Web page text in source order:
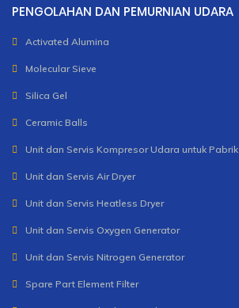
PENGOLAHAN DAN PEMURNIAN UDARA
Activated Alumina
Molecular Sieve
Silica Gel
Ceramic Balls
Unit dan Servis Kompresor Udara untuk Pabrik
Unit dan Servis Air Dryer
Unit dan Servis Heatless Dryer
Unit dan Servis Oxygen Generator
Unit dan Servis Nitrogen Generator
Spare Part Element Filter